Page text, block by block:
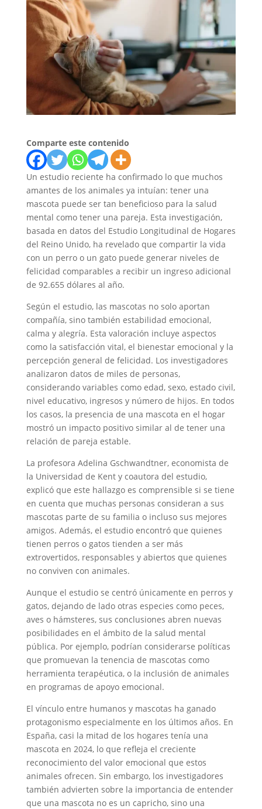
Comparte este contenido
Un estudio reciente ha confirmado lo que muchos
amantes de los animales ya intuían: tener una
mascota puede ser tan beneficioso para la salud
mental como tener una pareja. Esta investigación,
basada en datos del Estudio Longitudinal de Hogares
del Reino Unido, ha revelado que compartir la vida
con un perro o un gato puede generar niveles de
felicidad comparables a recibir un ingreso adicional
de 92.655 dólares al año.
Según el estudio, las mascotas no solo aportan
compañía, sino también estabilidad emocional,
calma y alegría. Esta valoración incluye aspectos
como la satisfacción vital, el bienestar emocional y la
percepción general de felicidad. Los investigadores
analizaron datos de miles de personas,
considerando variables como edad, sexo, estado civil,
nivel educativo, ingresos y número de hijos. En todos
los casos, la presencia de una mascota en el hogar
mostró un impacto positivo similar al de tener una
relación de pareja estable.
La profesora Adelina Gschwandtner, economista de
la Universidad de Kent y coautora del estudio,
explicó que este hallazgo es comprensible si se tiene
en cuenta que muchas personas consideran a sus
mascotas parte de su familia o incluso sus mejores
amigos. Además, el estudio encontró que quienes
tienen perros o gatos tienden a ser más
extrovertidos, responsables y abiertos que quienes
no conviven con animales.
Aunque el estudio se centró únicamente en perros y
gatos, dejando de lado otras especies como peces,
aves o hámsteres, sus conclusiones abren nuevas
posibilidades en el ámbito de la salud mental
pública. Por ejemplo, podrían considerarse políticas
que promuevan la tenencia de mascotas como
herramienta terapéutica, o la inclusión de animales
en programas de apoyo emocional.
El vínculo entre humanos y mascotas ha ganado
protagonismo especialmente en los últimos años. En
España, casi la mitad de los hogares tenía una
mascota en 2024, lo que refleja el creciente
reconocimiento del valor emocional que estos
animales ofrecen. Sin embargo, los investigadores
también advierten sobre la importancia de entender
que una mascota no es un capricho, sino una